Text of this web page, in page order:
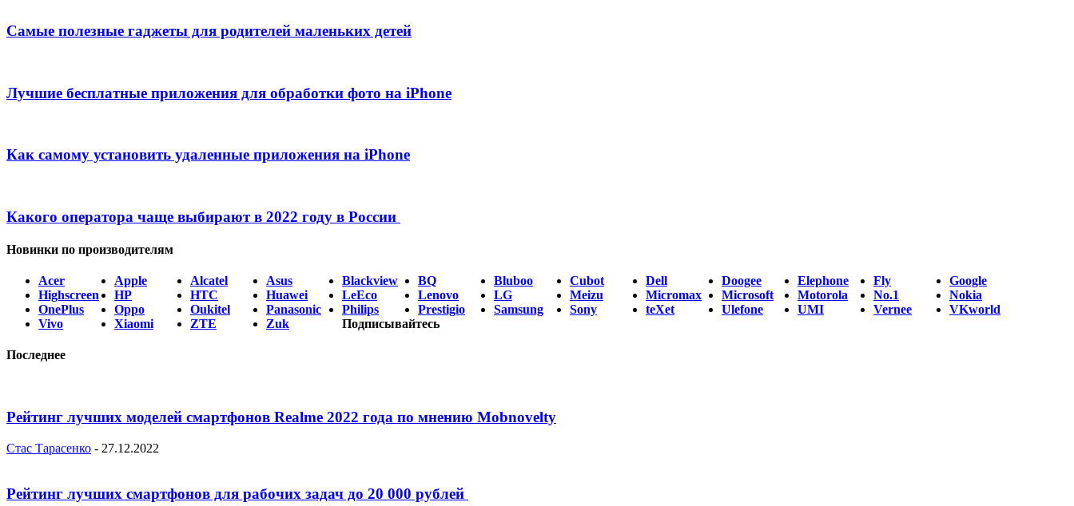
Самые полезные гаджеты для родителей маленьких детей
Лучшие бесплатные приложения для обработки фото на iPhone
Как самому установить удаленные приложения на iPhone
Какого оператора чаще выбирают в 2022 году в России
Новинки по производителям
Acer Apple Alcatel Asus Blackview BQ Bluboo Cubot Dell Doogee Elephone Fly
Google
Highscreen
HP HTC Huawei LeEco Lenovo LG Meizu Micromax Microsoft Motorola No.1
Nokia
OnePlus
Oppo Oukitel Panasonic Philips Prestigio Samsung Sony teXet Ulefone UMI Vernee
VKworld
Vivo
Xiaomi ZTE Zuk Подписывайтесь
Последнее
Рейтинг лучших моделей смартфонов Realme 2022 года по мнению Mobnovelty
Стас Тарасенко - 27.12.2022
Рейтинг лучших смартфонов для рабочих задач до 20 000 рублей